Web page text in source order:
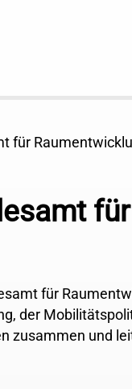
für
für
der
zusammen und